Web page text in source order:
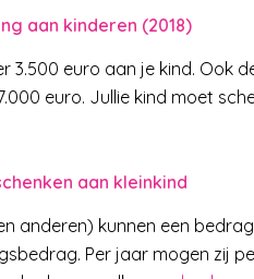
aan kinderen (2018)
3.500 euro aan je kind. Ook
euro. Jullie kind moet
aan kleinkind
anderen) kunnen een
Per jaar mogen zij